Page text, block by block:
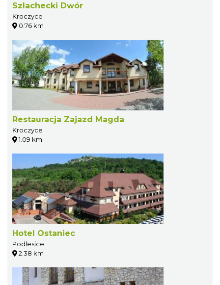
Szlachecki Dwór
Kroczyce
0.76 km
Restauracja Zajazd Magda
Kroczyce
1.09 km
Hotel Ostaniec
Podlesice
2.38 km